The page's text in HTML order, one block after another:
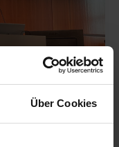
Über Cookies
come
e traccia la